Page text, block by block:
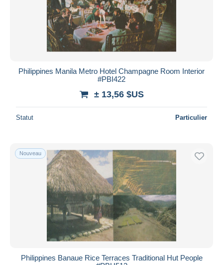
Philippines Manila Metro Hotel Champagne Room Interior
#PBI422
± 13,56 $US
Statut Particulier
Nouveau
Philippines Banaue Rice Terraces Traditional Hut People